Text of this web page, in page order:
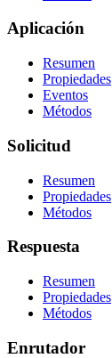
Aplicación
Resumen
Propiedades
Eventos
Métodos
Solicitud
Resumen
Propiedades
Métodos
Respuesta
Resumen
Propiedades
Métodos
Enrutador